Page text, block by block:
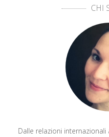
CHI
Dalle relazioni